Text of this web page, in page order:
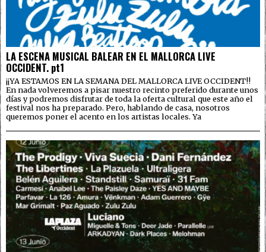
LA ESCENA MUSICAL BALEAR EN EL MALLORCA LIVE
OCCIDENT. pt1
¡¡YA ESTAMOS EN LA SEMANA DEL MALLORCA LIVE OCCIDENT!!
En nada volveremos a pisar nuestro recinto preferido durante unos
días y podremos disfrutar de toda la oferta cultural que este año el
festival nos ha preparado. Pero, hablando de casa, nosotros
queremos poner el acento en los artistas locales. Ya